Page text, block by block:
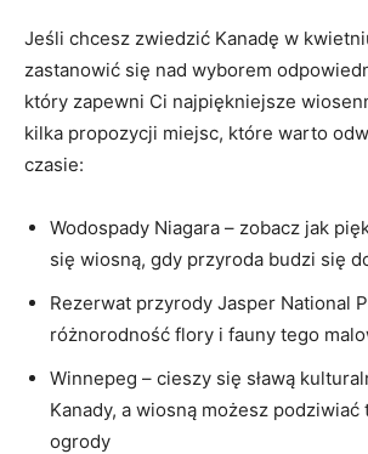
Jeśli chcesz zwiedzić Kanadę w
zastanowić się ‍nad wyborem‌
który ‍zapewni Ci najpiękniejsze
kilka propozycji ‌miejsc, które warto
czasie:
Wodospady Niagara – ‌zobacz⁣ jak⁣
się⁤ wiosną, gdy przyroda budzi się
Rezerwat przyrody Jasper National
‌różnorodność flory i fauny tego
Winnepeg ⁣– cieszy​ się sławą
Kanady, a wiosną możesz podziwiać⁣
ogrody